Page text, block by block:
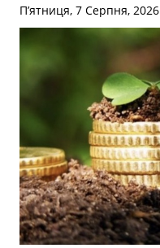
П’ятниця, 7 Серпня, 2026